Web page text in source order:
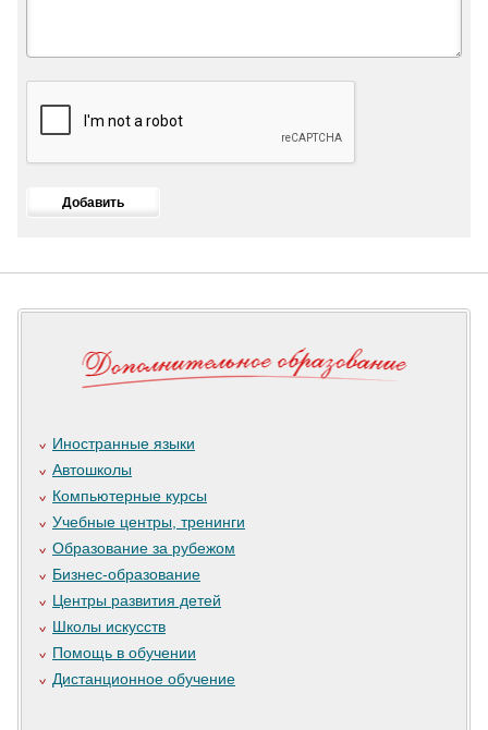
Иностранные языки
Автошколы
Компьютерные курсы
Учебные центры, тренинги
Образование за рубежом
Бизнес-образование
Центры развития детей
Школы искусств
Помощь в обучении
Дистанционное обучение